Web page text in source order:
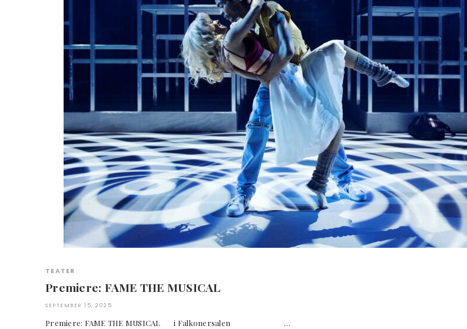
TEATER
Premiere: FAME THE MUSICAL
SEPTEMBER 15, 2025
Premiere: FAME THE MUSICAL i Falkonersalen …